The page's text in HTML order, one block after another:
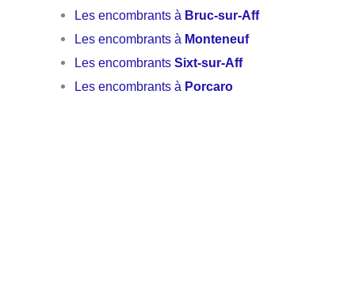
Les encombrants à Bruc-sur-Aff
Les encombrants à Monteneuf
Les encombrantsSixt-sur-Aff
Les encombrants à Porcaro